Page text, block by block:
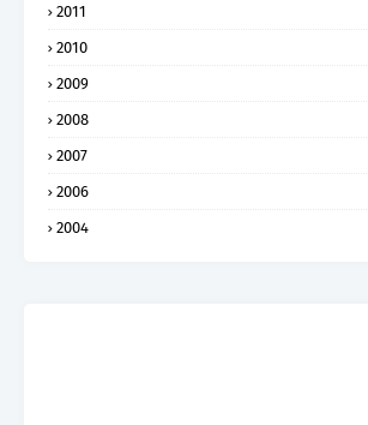
2011
2010
2009
2008
2007
2006
2004